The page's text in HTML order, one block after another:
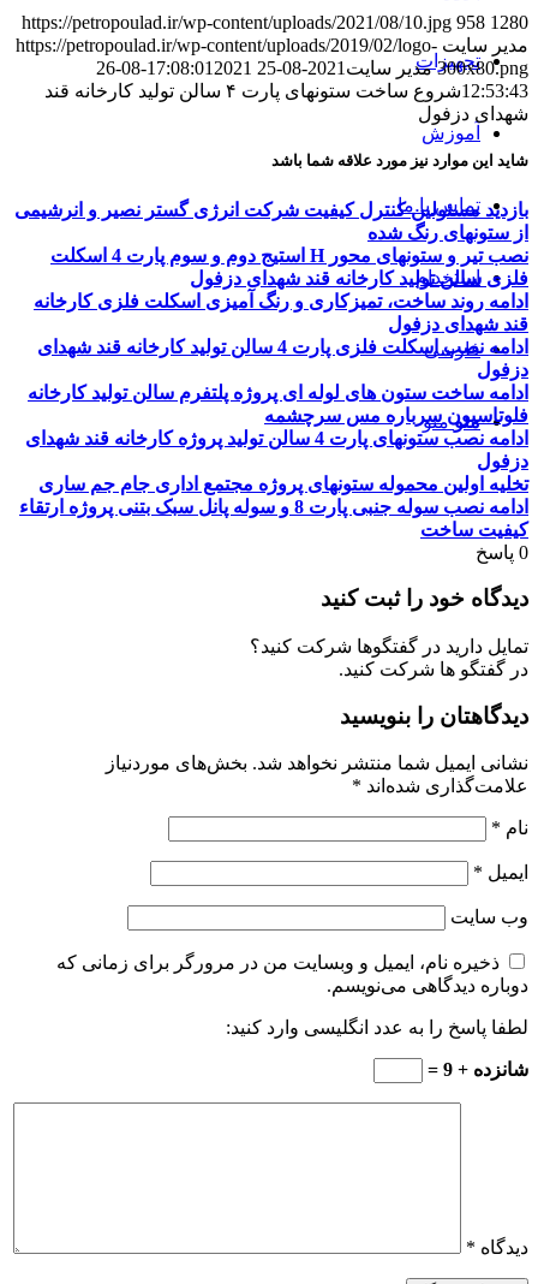
تجهیزات
آموزش
تماس با ما
استخدام
فارسی
منو منو
https://petropoulad.ir/wp-content/uploads/2021/08/10.jpg 958 1280
مدیر سایت https://petropoulad.ir/wp-content/uploads/2019/02/logo-
300x80.png مدیر سایت 2021-08-25 17:08:01
2021-08-26
12:53:43
شروع ساخت ستونهای پارت ۴ سالن تولید کارخانه قند
شهدای دزفول
شاید این موارد نیز مورد علاقه شما باشد
بازدید مسئولین کنترل کیفیت شرکت انرژی گستر نصیر و انرشیمی
از ستونهای رنگ شده
نصب تیر و ستونهای محور H استیج دوم و سوم پارت 4 اسکلت
فلزی سالن تولید کارخانه قند شهدای دزفول
ادامه روند ساخت، تمیزکاری و رنگ آمیزی اسکلت فلزی کارخانه
قند شهدای دزفول
ادامه نصب اسکلت فلزی پارت 4 سالن تولید کارخانه قند شهدای
دزفول
ادامه ساخت ستون های لوله ای پروژه پلتفرم سالن تولید کارخانه
فلوتاسیون سرباره مس سرچشمه
ادامه نصب ستونهای پارت 4 سالن تولید پروژه کارخانه قند شهدای
دزفول
تخلیه اولین محموله ستونهای پروژه مجتمع اداری جام جم ساری
ادامه نصب سوله جنبی پارت 8 و سوله پانل سبک بتنی پروژه ارتقاء
کیفیت ساخت
0 پاسخ
دیدگاه خود را ثبت کنید
تمایل دارید در گفتگوها شرکت کنید؟
در گفتگو ها شرکت کنید.
دیدگاهتان را بنویسید
نشانی ایمیل شما منتشر نخواهد شد. بخش‌های موردنیاز
علامت‌گذاری شده‌اند *
نام *
ایمیل *
وب‌ سایت
ذخیره نام، ایمیل و وبسایت من در مرورگر برای زمانی که
دوباره دیدگاهی می‌نویسم.
لطفا پاسخ را به عدد انگلیسی وارد کنید:
شانزده + 9 =
دیدگاه *